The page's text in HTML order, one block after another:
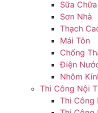
Sữa
Sơn Nhà
Thạch
Mái Tôn
Chống
Điện
Nhôm
Thi Công Nội
Thi Công